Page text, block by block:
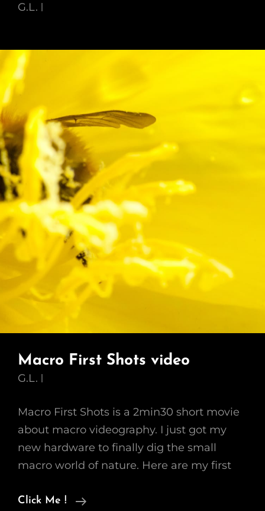
G.L.
Macro First Shots video
G.L.
Macro First Shots is a 2min30 short movie
about macro videography. I just got my
new hardware to finally dig the small
macro world of nature. Here are my first
Click Me ! Macro